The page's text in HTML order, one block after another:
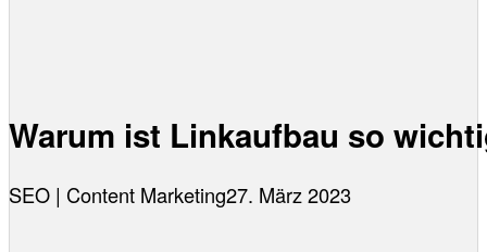
Warum ist Linkaufbau so
SEO | Content Marketing27. März 2023